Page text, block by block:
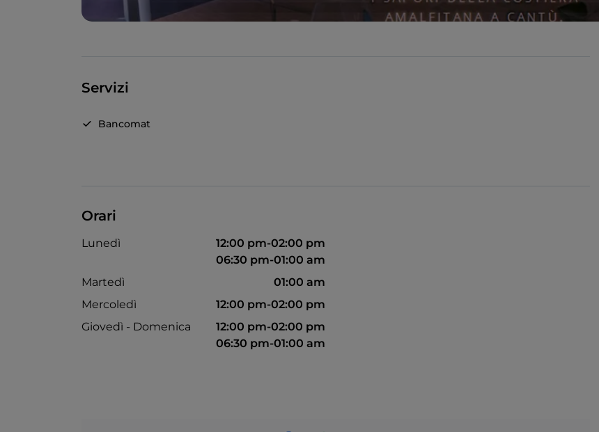
Servizi
Bancomat
Orari
Lunedì
12:00 pm-02:00 pm
06:30 pm-01:00 am
Martedì
01:00 am
Mercoledì
12:00 pm-02:00 pm
Giovedì - Domenica
12:00 pm-02:00 pm
06:30 pm-01:00 am